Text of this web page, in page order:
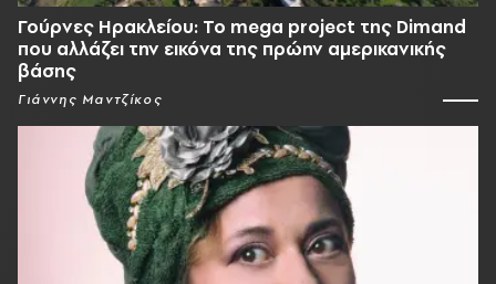
Γούρνες Ηρακλείου: To mega project της Dimand
που αλλάζει την εικόνα της πρώην αμερικανικής
βάσης
Γιάννης Μαντζίκος